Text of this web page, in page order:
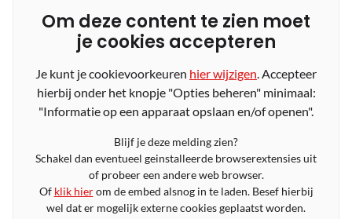
Om deze content te zien moet
je cookies accepteren
Je kunt je cookievoorkeuren hier wijzigen. Accepteer
hierbij onder het knopje "Opties beheren" minimaal:
"Informatie op een apparaat opslaan en/of openen".
Blijf je deze melding zien?
Schakel dan eventueel geinstalleerde browserextensies uit
of probeer een andere web browser.
Of klik hierom de embed alsnog in te laden. Besef hierbij
wel dat er mogelijk externe cookies geplaatst worden.